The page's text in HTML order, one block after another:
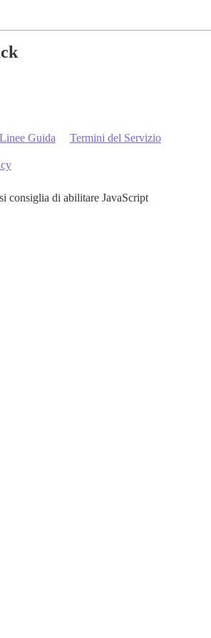
Linee Guida Termini del Servizio
consiglia di abilitare JavaScript